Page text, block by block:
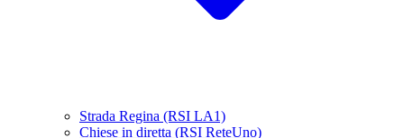
Strada Regina (RSI LA1)
Chiese in diretta (RSI ReteUno)